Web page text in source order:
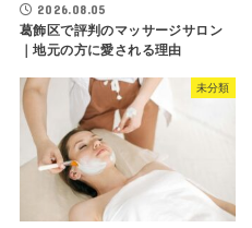
2026.08.05
葛飾区で評判のマッサージサロン
｜地元の方に愛される理由
未分類